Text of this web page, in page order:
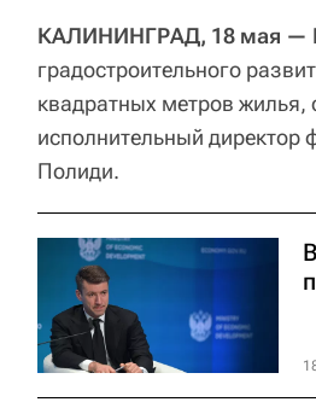
КАЛИНИНГРАД, 18 мая —
градостроительного
квадратных метров
исполнительный директор
Полиди.